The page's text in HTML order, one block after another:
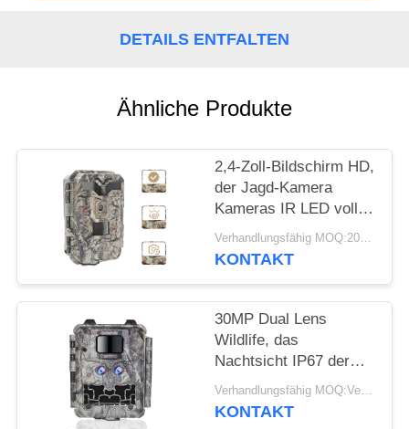
ANGEBOT
DATENSCHUTZRICHTLINIE
DETAILS ENTFALTEN
Ähnliche Produkte
2,4-Zoll-Bildschirm HD,
der Jagd-Kamera
Kameras IR LED volle
HD 1080P Hinterjagt Verhandlungsfähig MOQ:20pcs
KONTAKT
30MP Dual Lens
Wildlife, das
Nachtsicht IP67 der
Kamera-1080P jagt
Verhandlungsfähig MOQ:Verkäuflich
KONTAKT